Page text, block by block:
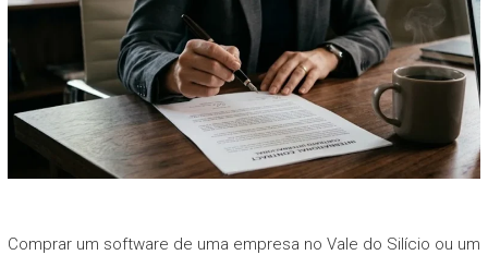
Comprar um software de uma empresa no Vale do Silício ou um